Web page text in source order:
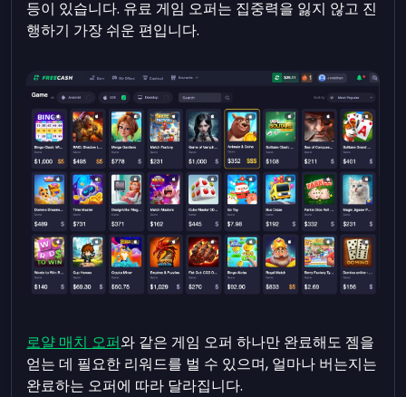
등이 있습니다. 유료 게임 오퍼는 집중력을 잃지 않고 진
행하기 가장 쉬운 편입니다.
로얄 매치 오퍼와 같은 게임 오퍼 하나만 완료해도 젬을
얻는 데 필요한 리워드를 벌 수 있으며, 얼마나 버는지는
완료하는 오퍼에 따라 달라집니다.